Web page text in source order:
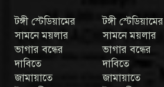
টঙ্গী স্টেডিয়ামের
সামনে ময়লার
ভাগার বন্ধের
দাবিতে
জামায়াতে
টঙ্গী স্টেডিয়ামের
সামনে ময়লার
ভাগার বন্ধের
দাবিতে
জামায়াতে